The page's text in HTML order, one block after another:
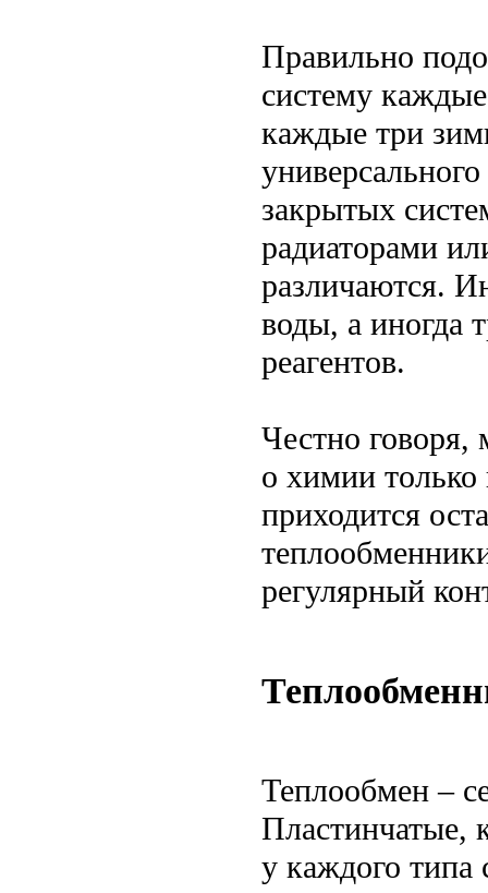
Правильно
систему
каждые три
закрытых
радиаторами
различаются.
воды, а иногда
реагентов.
Честно говоря,
о химии только
приходится
регулярный
Теплообмен –
Пластинчатые,
у каждого